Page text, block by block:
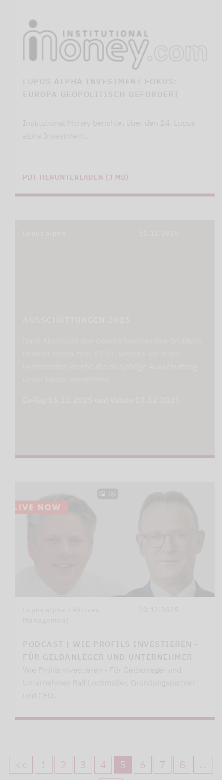
LUPUS ALPHA INVESTMENT FOKUS:
EUROPA GEOPOLITISCH GEFORDERT
Institutional Money berichtet über den 24. Lupus
alpha Investment…
PDF HERUNTERLADEN (3 MB)
PODCAST | WIE PROFILS INVESTIEREN -
FÜR GELDANLEGER UND UNTERNEHMER
Wie Profils investieren - Für Geldanleger und
Unternehmer Ralf Lochmüller, Gründungspartner
und CEO…
<< 1 2 3 4 5 6 7 8
…